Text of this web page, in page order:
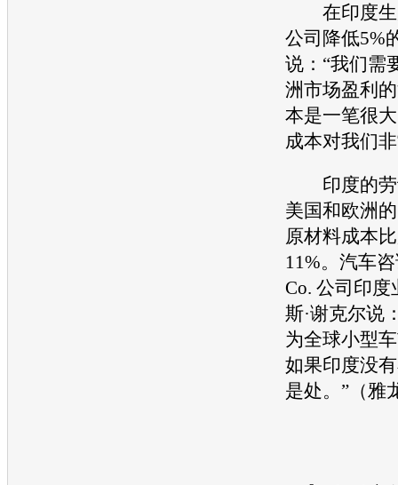
在印度生
公司降低5%
说：“我们需
洲市场盈利的
本是一笔很
成本对我们
印度的劳
美国和欧洲
原材料成本
11%。 汽车
Co. 公司印
斯·谢克尔说
为全球小型车
如果印度没有
是处。”（雅